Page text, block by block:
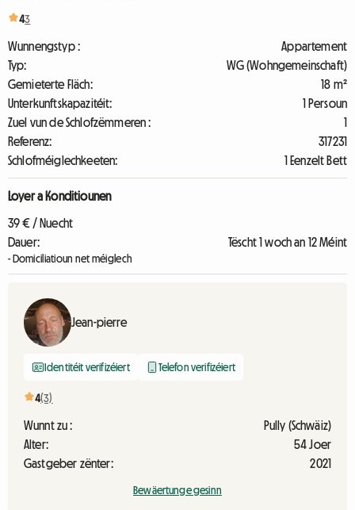
43
Wunnengstyp :
Appartement
Typ:
WG (Wohngemeinschaft)
Gemieterte Fläch:
18 m²
Unterkunftskapazitéit:
1 Persoun
Zuel vun de Schlofzëmmeren :
1
Referenz:
317231
Schlofméiglechkeeten:
1 Eenzelt Bett
Loyer a Konditiounen
39 € / Nuecht
Dauer:
Tëscht 1 woch an 12 Méint
- Domiciliatioun net méiglech
Jean-pierre
Identitéit verifizéiert Telefon verifizéiert
4(3)
Wunnt zu :
Pully (Schwäiz)
Alter:
54 Joer
Gastgeber zënter:
2021
Bewäertunge gesinn